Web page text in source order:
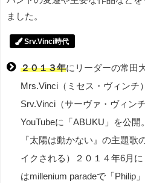
ました。
Srv.Vinci時代
２０１３年にリーダーの常田
Mrs.Vinci（ミセス・ヴィンチ
Srv.Vinci（サーヴァ・ヴィン
YouTubeに「ABUKU」を公
『太陽は動かない』の主題歌
イクされる）２０１４年6月
はmillenium paradeで「Philip